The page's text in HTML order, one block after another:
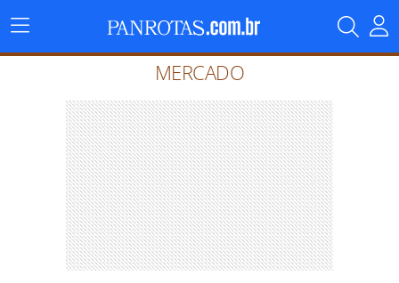
Menu
Principal
MERCADO